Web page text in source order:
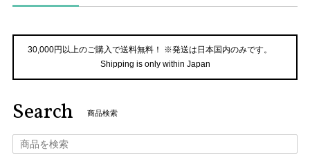
30,000円以上のご購入で送料無料！ ※発送は日本国内のみです。
Shipping is only within Japan
Search 商品検索